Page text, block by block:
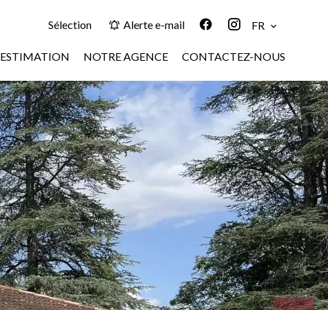
Sélection Alerte e-mail FR
ESTIMATION NOTRE AGENCE CONTACTEZ-NOUS